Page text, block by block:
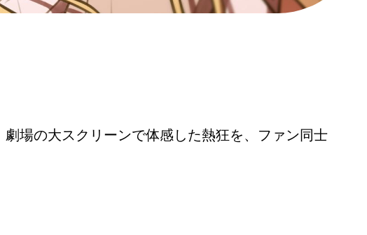
場の大スクリーンで体感した熱狂を、ファン同士